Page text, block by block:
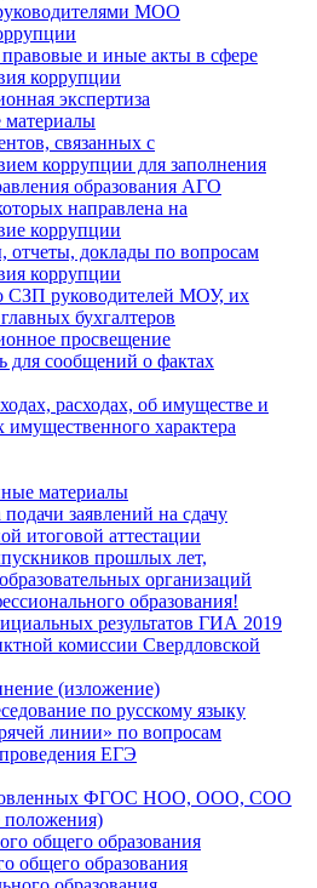
МОО
и иные акты в сфере
коррупции
экспертиза
материалы
связанных с
коррупции для заполнения
образования АГО
направлена на
коррупции
отчеты, доклады по вопросам
коррупции
СЗП руководителей МОУ, их
бухгалтеров
просвещение
для сообщений о фактах
расходах, об имуществе и
имущественного характера
материалы
заявлений на сдачу
итоговой аттестации
прошлых лет,
организаций
образования!
результатов ГИА 2019
комиссии Свердловской
(изложение)
по русскому языку
линии» по вопросам
ЕГЭ
ФГОС НОО, ООО, СОО
общего образования
общего образования